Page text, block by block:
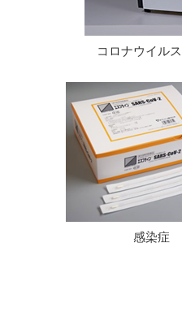
コロナウイル
感染症